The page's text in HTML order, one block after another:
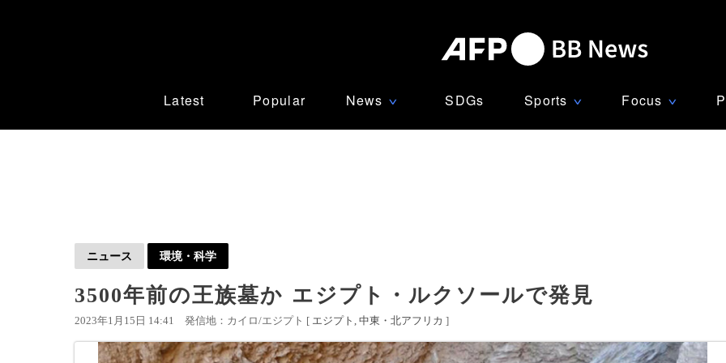
Latest Popular News ∨ SDGs Sports ∨ Focus ∨
ニュース 環境・科学
3500年前の王族墓か エジプト・ルクソールで発見
2023年1月15日 14:41 発信地：カイロ/エジプト [ エジプト 中東・北アフリカ ]